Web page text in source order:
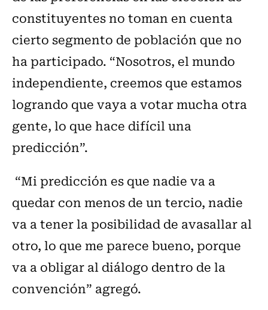
constituyentes no toman en cuenta
cierto segmento de población que no
ha participado. “Nosotros, el mundo
independiente, creemos que estamos
logrando que vaya a votar mucha otra
gente, lo que hace difícil una
predicción”.
“Mi predicción es que nadie va a
quedar con menos de un tercio, nadie
va a tener la posibilidad de avasallar al
otro, lo que me parece bueno, porque
va a obligar al diálogo dentro de la
convención” agregó.